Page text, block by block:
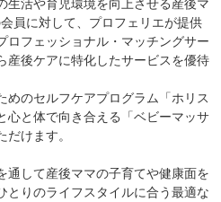
生活や育児環境を向上させる産後マ
員に対して、プロフェリエが提供
ロフェッショナル・マッチングサー
産後ケアに特化したサービスを優待
めのセルフケアプログラム「ホリス
心と体で向き合える「ベビーマッサ
だけます。
通して産後ママの子育てや健康面を
とりのライフスタイルに合う最適な